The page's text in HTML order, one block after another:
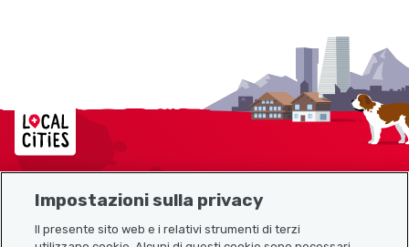
Localcities
Impostazioni sulla privacy
Il presente sito web e i relativi strumenti di terzi